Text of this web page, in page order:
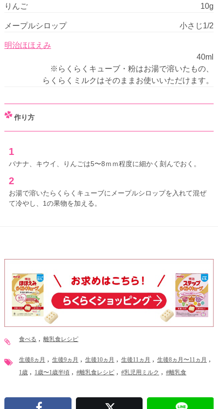
りんご 10g
メープルシロップ 小さじ1/2
明治ほほえみ
40ml
※らくらくキューブ・粉はお湯で溶いたもの、
らくらくミルクはそのままお使いいただけます。
作り方
1
バナナ、キウイ、りんごは5〜8ｍｍ程度に細かく刻んでおく。
2
お湯で溶いたらくらくキューブにメープルシロップを入れて混ぜ
て冷やし、1の果物を加える。
食べる 離乳食レシピ
生後8ヵ月 生後9ヵ月 生後10ヵ月 生後11ヵ月 生後8ヵ月〜11ヵ月
1歳 1歳〜1歳半頃 #離乳食レシピ #乳児用ミルク #離乳食